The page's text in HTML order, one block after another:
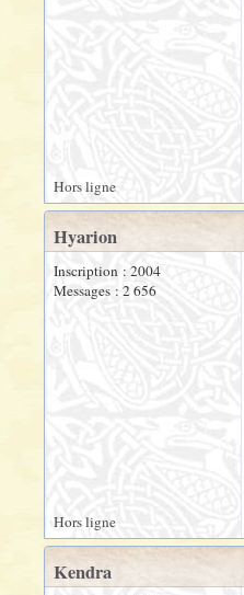
Hors ligne
Hyarion
Inscription : 2004
Messages : 2 656
Hors ligne
Kendra